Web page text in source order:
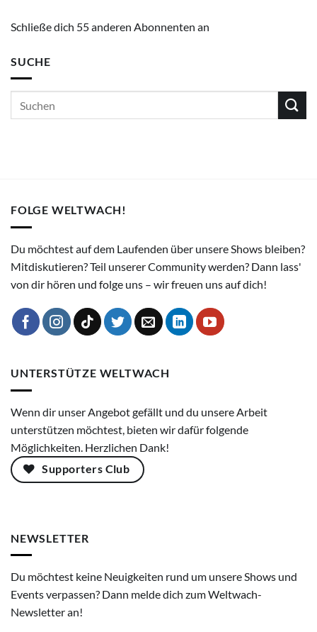
Schließe dich 55 anderen Abonnenten an
SUCHE
FOLGE WELTWACH!
Du möchtest auf dem Laufenden über unsere Shows bleiben?
Mitdiskutieren? Teil unserer Community werden? Dann lass'
von dir hören und folge uns – wir freuen uns auf dich!
UNTERSTÜTZE WELTWACH
Wenn dir unser Angebot gefällt und du unsere Arbeit
unterstützen möchtest, bieten wir dafür folgende
Möglichkeiten. Herzlichen Dank!
Supporters Club
NEWSLETTER
Du möchtest keine Neuigkeiten rund um unsere Shows und
Events verpassen? Dann melde dich zum Weltwach-
Newsletter an!